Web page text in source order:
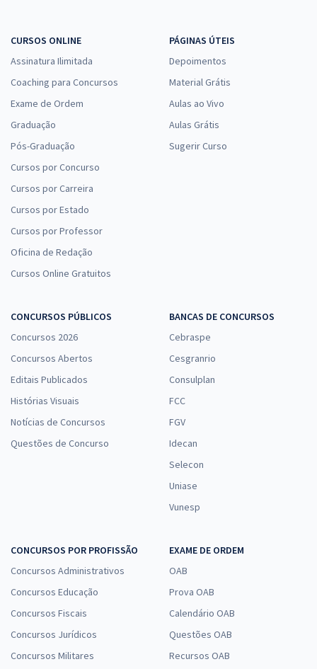
CURSOS ONLINE
Assinatura Ilimitada
Coaching para Concursos
Exame de Ordem
Graduação
Pós-Graduação
Cursos por Concurso
Cursos por Carreira
Cursos por Estado
Cursos por Professor
Oficina de Redação
Cursos Online Gratuitos
PÁGINAS ÚTEIS
Depoimentos
Material Grátis
Aulas ao Vivo
Aulas Grátis
Sugerir Curso
CONCURSOS PÚBLICOS
Concursos 2026
Concursos Abertos
Editais Publicados
Histórias Visuais
Notícias de Concursos
Questões de Concurso
BANCAS DE CONCURSOS
Cebraspe
Cesgranrio
Consulplan
FCC
FGV
Idecan
Selecon
Uniase
Vunesp
CONCURSOS POR PROFISSÃO
Concursos Administrativos
Concursos Educação
Concursos Fiscais
Concursos Jurídicos
Concursos Militares
EXAME DE ORDEM
OAB
Prova OAB
Calendário OAB
Questões OAB
Recursos OAB